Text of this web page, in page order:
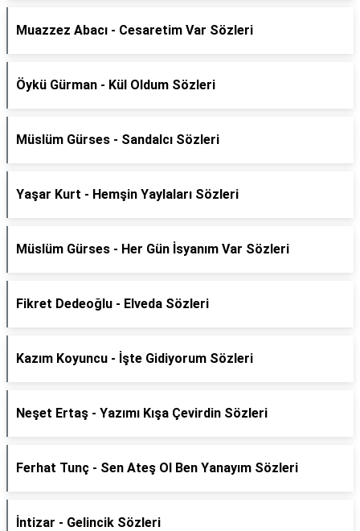
Muazzez Abacı - Cesaretim Var Sözleri
Öykü Gürman - Kül Oldum Sözleri
Müslüm Gürses - Sandalcı Sözleri
Yaşar Kurt - Hemşin Yaylaları Sözleri
Müslüm Gürses - Her Gün İsyanım Var Sözleri
Fikret Dedeoğlu - Elveda Sözleri
Kazım Koyuncu - İşte Gidiyorum Sözleri
Neşet Ertaş - Yazımı Kışa Çevirdin Sözleri
Ferhat Tunç - Sen Ateş Ol Ben Yanayım Sözleri
İntizar - Gelincik Sözleri